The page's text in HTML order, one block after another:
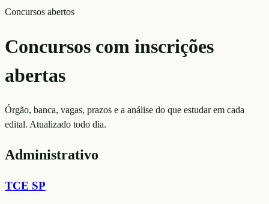
Concursos abertos
Concursos com inscrições
abertas
Órgão, banca, vagas, prazos e a análise do que estudar em cada
edital. Atualizado todo dia.
Administrativo
TCE SP